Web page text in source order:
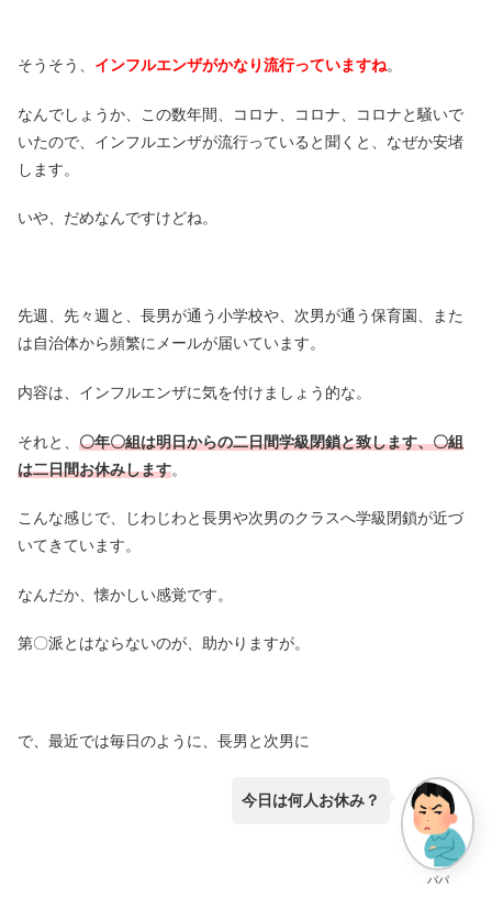
そうそう、 インフルエンザがかなり流行っていますね。
なんでしょうか、この数年間、コロナ、コロナ、コロナと騒いで
いたので、インフルエンザが流行っていると聞くと、なぜか安堵
します。
いや、だめなんですけどね。
先週、先々週と、長男が通う小学校や、次男が通う保育園、また
は自治体から頻繁にメールが届いています。
内容は、インフルエンザに気を付けましょう的な。
それと、 〇年〇組は明日からの二日間学級閉鎖と致します、〇組
は二日間お休みします。
こんな感じで、じわじわと長男や次男のクラスへ学級閉鎖が近づ
いてきています。
なんだか、懐かしい感覚です。
第〇派とはならないのが、助かりますが。
で、最近では毎日のように、長男と次男に
パパ
今日は何人お休み？